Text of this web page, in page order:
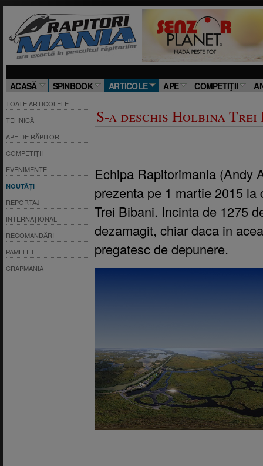
ACASĂ SPINBOOK ARTICOLE APE COMPETIŢII
TOATE ARTICOLELE
TEHNICĂ
APE DE RĂPITOR
COMPETIȚII
EVENIMENTE
NOUTĂȚI
REPORTAJ
INTERNAȚIONAL
RECOMANDĂRI
PAMFLET
CRAPMANIA
S-a deschis Holbina Trei
Echipa Rapitorimania (Andy
prezenta pe 1 martie 2015
Trei Bibani. Incinta de 1275
dezamagit, chiar daca in
pregatesc de depunere.